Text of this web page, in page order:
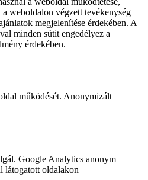
weboldalon végzett tevékenység
megjelenítése érdekében. A
minden sütit engedélyez a
érdekében.
működését. Anonymizált
Google Analytics anonym
látogatott oldalakon